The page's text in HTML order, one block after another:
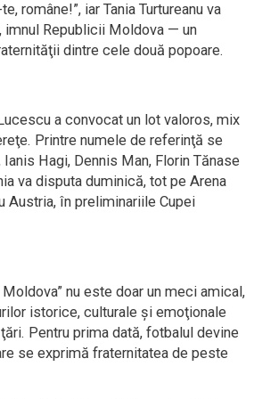
române!”, iar Tania Turtureanu va
imnul Republicii Moldova — un
dintre cele două popoare.
a convocat un lot valoros, mix
Printre numele de referinţă se
Hagi, Dennis Man, Florin Tănase
va disputa duminică, tot pe Arena
Austria, în preliminariile Cupei
nu este doar un meci amical,
istorice, culturale şi emoţionale
Pentru prima dată, fotbalul devine
se exprimă fraternitatea de peste